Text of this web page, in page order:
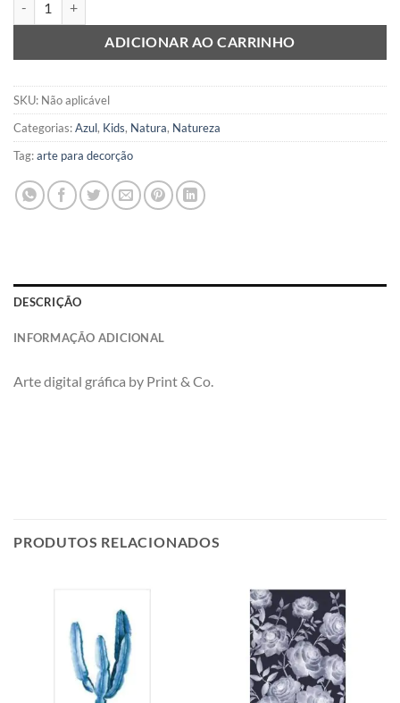
ADICIONAR AO CARRINHO
SKU: Não aplicável
Categorias:Azul, Kids, Natura, Natureza
Tag:arte para decorção
DESCRIÇÃO
INFORMAÇÃO ADICIONAL
Arte digital gráfica by Print & Co.
PRODUTOS RELACIONADOS